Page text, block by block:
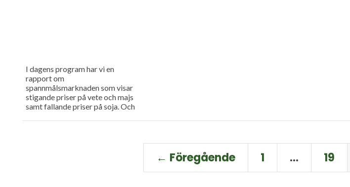
I dagens program har vi en
rapport om
spannmålsmarknaden som visar
stigande priser på vete och majs
samt fallande priser på soja. Och
← Föregående 1 … 19